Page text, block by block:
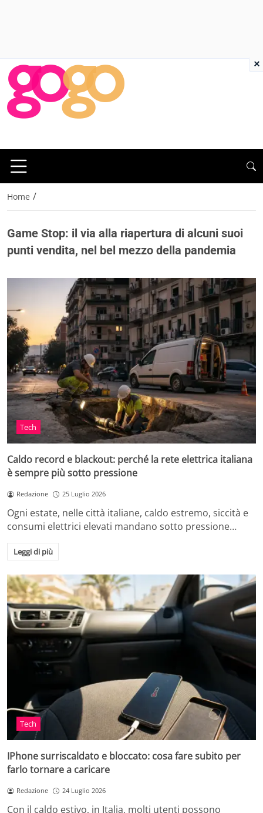
Home /
Game Stop: il via alla riapertura di alcuni suoi
punti vendita, nel bel mezzo della pandemia
Tech
Caldo record e blackout: perché la rete elettrica italiana
è sempre più sotto pressione
Redazione 25 Luglio 2026
Ogni estate, nelle città italiane, caldo estremo, siccità e
consumi elettrici elevati mandano sotto pressione…
Leggi di più
Tech
IPhone surriscaldato e bloccato: cosa fare subito per
farlo tornare a caricare
Redazione 24 Luglio 2026
Con il caldo estivo, in Italia, molti utenti possono
×